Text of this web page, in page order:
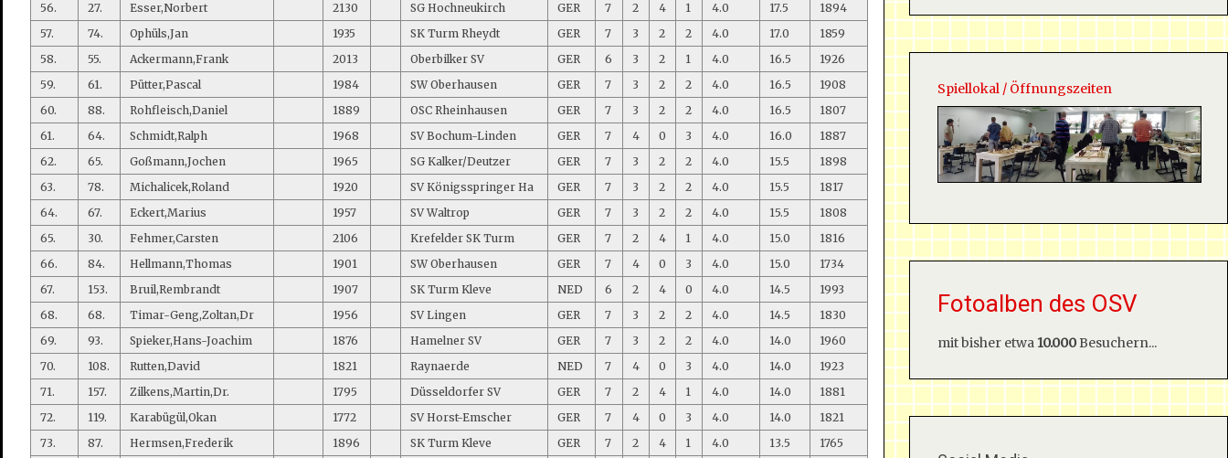
56.
27. Esser,Norbert 2130 SG Hochneukirch GER 7 2 4 1 4.0 17.5
1894
57.
74. Ophüls,Jan 1935 SK Turm Rheydt GER 7 3 2 2 4.0 17.0
1859
58.
55. Ackermann,Frank 2013 Oberbilker SV GER 6 3 2 1 4.0 16.5
1926
59.
61. Pütter,Pascal 1984 SW Oberhausen GER 7 3 2 2 4.0 16.5
1908
60.
88. Rohfleisch,Daniel 1889 OSC Rheinhausen GER 7 3 2 2 4.0 16.5
1807
61.
64. Schmidt,Ralph 1968 SV Bochum-Linden GER 7 4 0 3 4.0 16.0
1887
62.
65. Goßmann,Jochen 1965 SG Kalker/Deutzer GER 7 3 2 2 4.0 15.5
1898
63.
78. Michalicek,Roland 1920 SV Königsspringer Ha GER 7 3 2 2 4.0 15.5
1817
64.
67. Eckert,Marius 1957 SV Waltrop GER 7 3 2 2 4.0 15.5
1808
65.
30. Fehmer,Carsten 2106 Krefelder SK Turm GER 7 2 4 1 4.0 15.0
1816
66.
84. Hellmann,Thomas 1901 SW Oberhausen GER 7 4 0 3 4.0 15.0
1734
67.
153. Bruil,Rembrandt 1907 SK Turm Kleve NED 6 2 4 0 4.0 14.5
1993
68.
68. Timar-Geng,Zoltan,Dr 1956 SV Lingen GER 7 3 2 2 4.0 14.5
1830
69.
93. Spieker,Hans-Joachim 1876 Hamelner SV GER 7 3 2 2 4.0 14.0
1960
70.
108. Rutten,David 1821 Raynaerde NED 7 4 0 3 4.0 14.0
1923
71.
157. Zilkens,Martin,Dr. 1795 Düsseldorfer SV GER 7 2 4 1 4.0 14.0
1881
72.
119. Karabügül,Okan 1772 SV Horst-Emscher GER 7 4 0 3 4.0 14.0
1821
73.
87. Hermsen,Frederik 1896 SK Turm Kleve GER 7 2 4 1 4.0 13.5
1765
Spiellokal / Öffnungszeiten
Fotoalben des OSV
mit bisher etwa 10.000Besuchern...